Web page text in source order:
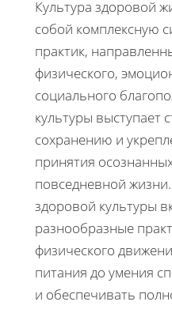
Культура здоровой
собой комплексную
практик,
физического,
социального
культуры выступает
сохранению и
принятия
повседневной
здоровой культуры
разнообразные
физического
питания до умения
и обеспечивать